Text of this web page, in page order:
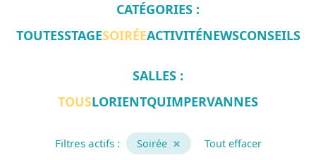
CATÉGORIES :
TOUTESSTAGESOIRÉEACTIVITÉNEWSCONSEILS
SALLES :
TOUSLORIENTQUIMPERVANNES
Filtres actifs : Soirée × Tout effacer